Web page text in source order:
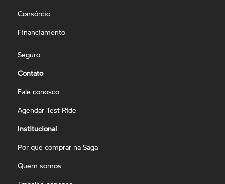
Consórcio
Financiamento
Seguro
Contato
Fale conosco
Agendar Test Ride
Institucional
Por que comprar na Saga
Quem somos